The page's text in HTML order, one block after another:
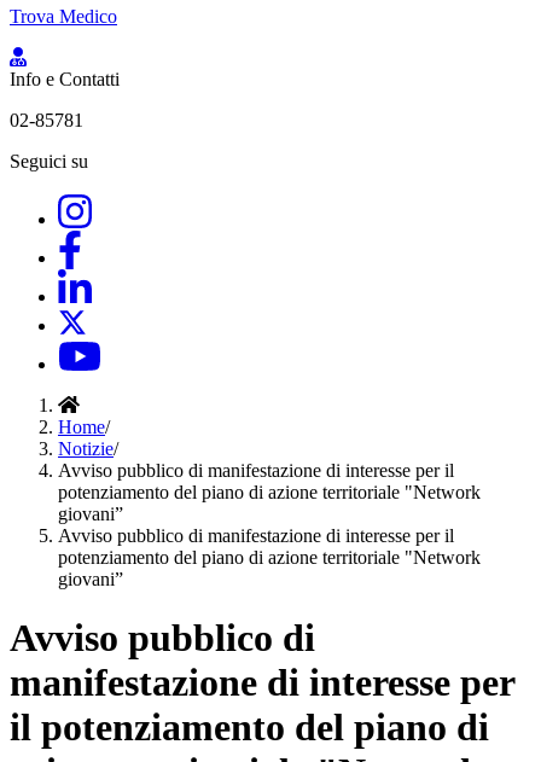
Trova Medico
Info e Contatti
02-85781
Seguici su
Home/
Notizie/
Avviso pubblico di manifestazione di interesse per il
potenziamento del piano di azione territoriale "Network
giovani”
Avviso pubblico di manifestazione di interesse per il
potenziamento del piano di azione territoriale "Network
giovani”
Avviso pubblico di
manifestazione di interesse per
il potenziamento del piano di